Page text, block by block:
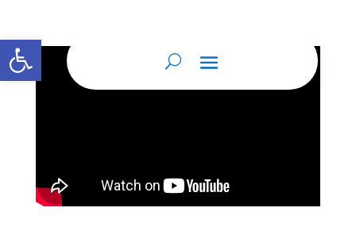
Abrir barra de herramientas